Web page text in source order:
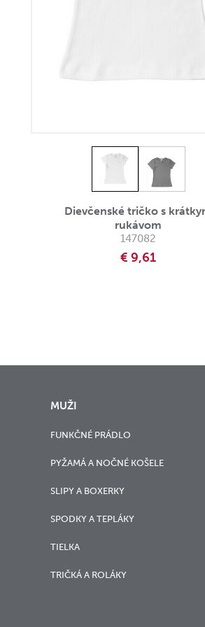
Dievčenské tričko s
rukávom
147082
€ 9,61
MUŽI
FUNKČNÉ PRÁDLO
PYŽAMÁ A NOČNÉ KOŠELE
SLIPY A BOXERKY
SPODKY A TEPLÁKY
TIELKA
TRIČKÁ A ROLÁKY